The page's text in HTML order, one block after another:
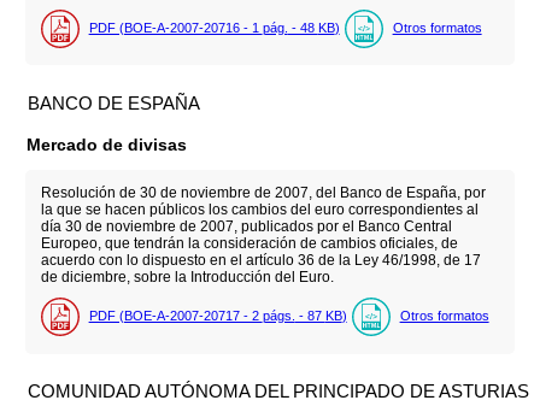
PDF (BOE-A-2007-20716 - 1 pág. - 48 KB) Otros formatos
BANCO DE ESPAÑA
Mercado de divisas
Resolución de 30 de noviembre de 2007, del Banco de España, por
la que se hacen públicos los cambios del euro correspondientes al
día 30 de noviembre de 2007, publicados por el Banco Central
Europeo, que tendrán la consideración de cambios oficiales, de
acuerdo con lo dispuesto en el artículo 36 de la Ley 46/1998, de 17
de diciembre, sobre la Introducción del Euro.
PDF (BOE-A-2007-20717 - 2 págs. - 87 KB) Otros formatos
COMUNIDAD AUTÓNOMA DEL PRINCIPADO DE ASTURIAS